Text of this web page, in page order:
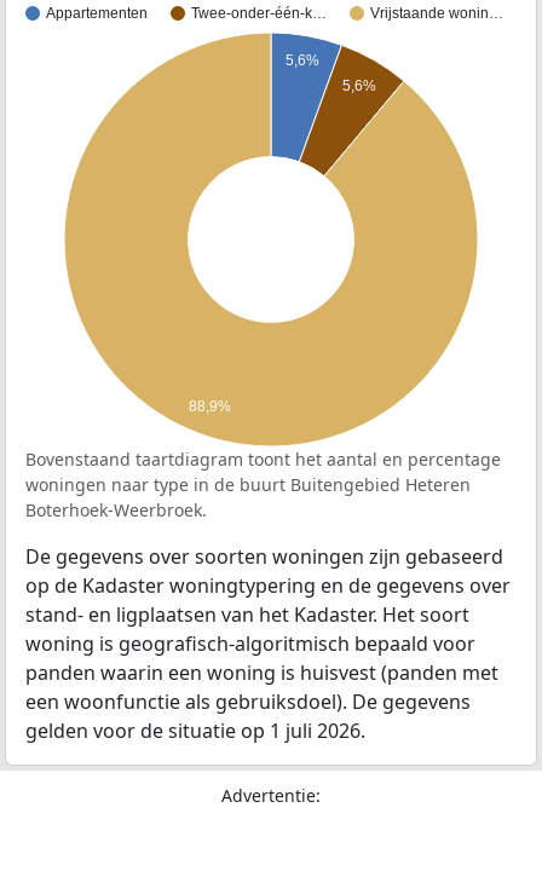
Appartementen Twee-onder-één-k… Vrijstaande wonin…
5,6%
5,6%
88,9%
Bovenstaand taartdiagram toont het aantal en percentage
woningen naar type in de buurt Buitengebied Heteren
Boterhoek-Weerbroek.
De gegevens over soorten woningen zijn gebaseerd
op de Kadaster woningtypering en de gegevens over
stand- en ligplaatsen van het Kadaster. Het soort
woning is geografisch-algoritmisch bepaald voor
panden waarin een woning is huisvest (panden met
een woonfunctie als gebruiksdoel). De gegevens
gelden voor de situatie op 1 juli 2026.
Advertentie: